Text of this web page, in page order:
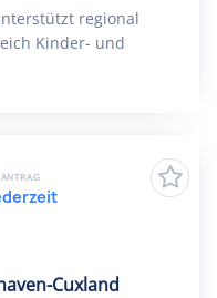
regional
Kinder- und
Cuxland
ANTRAG